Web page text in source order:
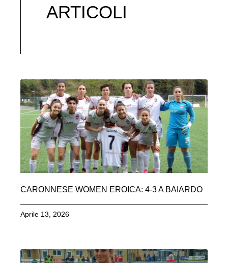
ARTICOLI
CARONNESE WOMEN EROICA: 4-3 A BAIARDO
Aprile 13, 2026